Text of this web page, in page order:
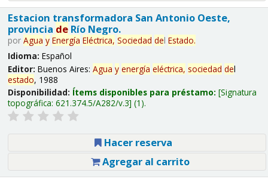
Estacion transformadora San Antonio Oeste,
provincia deRío Negro.
por Agua y Energía Eléctrica, Sociedad del Estado.
Idioma: Español
Editor: Buenos Aires: Agua y energía eléctrica, sociedad del
estado, 1988
Disponibilidad: Ítems disponibles para préstamo: Signatura
topográfica: 621.374.5/A282/v.3 (1).
Hacer reserva
Agregar al carrito